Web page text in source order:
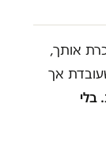
אותך,
אך
בלי